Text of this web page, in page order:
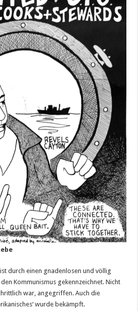
durch einen gnadenlosen und völlig
Kommunismus gekennzeichnet. Nicht
war, angegriffen. Auch die
wurde bekämpft.